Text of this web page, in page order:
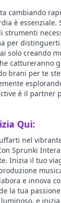
cambiando
è essenziale.
strumenti
per
solo creando
cattureranno
brani per te
è il partner
Qui:
nel
Sprunki
Inizia il tuo
e innova
la tua
e